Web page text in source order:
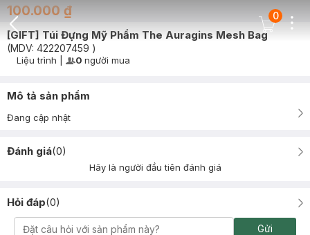
Back Icon
Cart Icon
0
100.000 ₫
[GIFT] Túi Đựng Mỹ Phẩm The Auragins Mesh Bag
(MDV: 422207459 )
Timer Gray Icon
Liệu trình User Product Icon
0 người mua
Mô tả sản phẩm
Đang cập nhật
Đánh giá(0)
Hãy là người đầu tiên đánh giá
Hỏi đáp(0)
Gửi